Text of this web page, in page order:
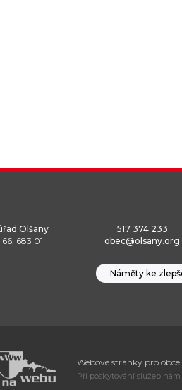
Olšany
683 01
517 374 233
obec@olsany.org
Náměty ke
Webové stránky pro
Při poskytování služeb